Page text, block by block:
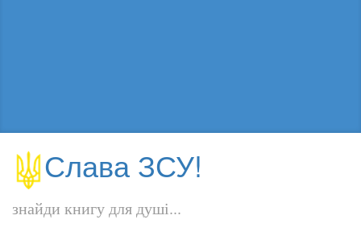
Слава ЗСУ!
знайди книгу для душі...